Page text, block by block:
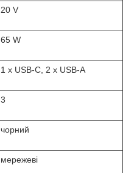
20 V
65 W
1 x USB-C, 2 x USB-A
3
чорний
мережеві